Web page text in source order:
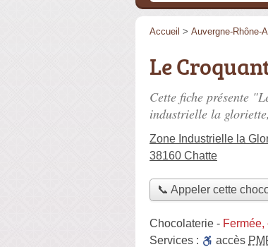
Accueil > Auvergne-Rhône-
Le
Cette fiche présente
industrielle la gloriette
Zone Industrielle la
38160 Chatte
📞 Appeler cette
Chocolaterie -
Services :
accès